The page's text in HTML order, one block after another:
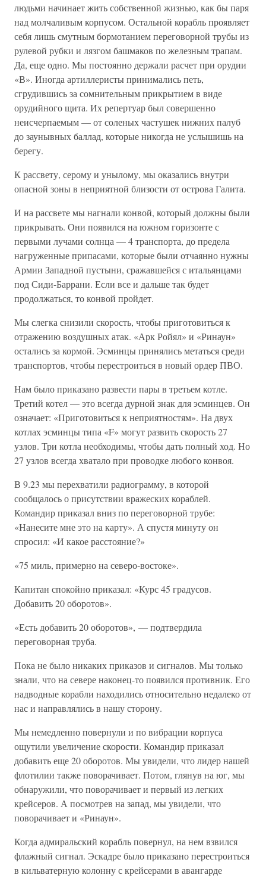
людьми начинает жить собственной жизнью, как бы паря
над молчаливым корпусом. Остальной корабль проявляет
себя лишь смутным бормотанием переговорной трубы из
рулевой рубки и лязгом башмаков по железным трапам.
Да, еще одно. Мы постоянно держали расчет при орудии
«В». Иногда артиллеристы принимались петь,
сгрудившись за сомнительным прикрытием в виде
орудийного щита. Их репертуар был совершенно
неисчерпаемым — от соленых частушек нижних палуб
до заунывных баллад, которые никогда не услышишь на
берегу.
К рассвету, серому и унылому, мы оказались внутри
опасной зоны в неприятной близости от острова Галита.
И на рассвете мы нагнали конвой, который должны были
прикрывать. Они появился на южном горизонте с
первыми лучами солнца — 4 транспорта, до предела
нагруженные припасами, которые были отчаянно нужны
Армии Западной пустыни, сражавшейся с итальянцами
под Сиди-Баррани. Если все и дальше так будет
продолжаться, то конвой пройдет.
Мы слегка снизили скорость, чтобы приготовиться к
отражению воздушных атак. «Арк Ройял» и «Ринаун»
остались за кормой. Эсминцы принялись метаться среди
транспортов, чтобы перестроиться в новый ордер ПВО.
Нам было приказано развести пары в третьем котле.
Третий котел — это всегда дурной знак для эсминцев. Он
означает: «Приготовиться к неприятностям». На двух
котлах эсминцы типа «F» могут развить скорость 27
узлов. Три котла необходимы, чтобы дать полный ход. Но
27 узлов всегда хватало при проводке любого конвоя.
В 9.23 мы перехватили радиограмму, в которой
сообщалось о присутствии вражеских кораблей.
Командир приказал вниз по переговорной трубе:
«Нанесите мне это на карту». А спустя минуту он
спросил: «И какое расстояние?»
«75 миль, примерно на северо-востоке».
Капитан спокойно приказал: «Курс 45 градусов.
Добавить 20 оборотов».
«Есть добавить 20 оборотов», — подтвердила
переговорная труба.
Пока не было никаких приказов и сигналов. Мы только
знали, что на севере наконец-то появился противник. Его
надводные корабли находились относительно недалеко от
нас и направлялись в нашу сторону.
Мы немедленно повернули и по вибрации корпуса
ощутили увеличение скорости. Командир приказал
добавить еще 20 оборотов. Мы увидели, что лидер нашей
флотилии также поворачивает. Потом, глянув на юг, мы
обнаружили, что поворачивает и первый из легких
крейсеров. А посмотрев на запад, мы увидели, что
поворачивает и «Ринаун».
Когда адмиральский корабль повернул, на нем взвился
флажный сигнал. Эскадре было приказано перестроиться
в кильватерную колонну с крейсерами в авангарде